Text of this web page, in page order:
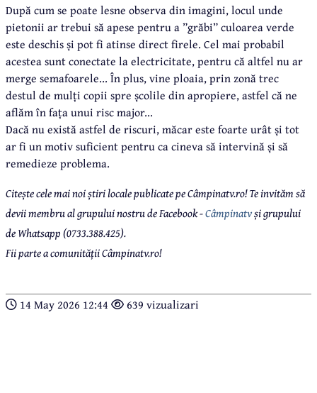
După cum se poate lesne observa din imagini, locul unde
pietonii ar trebui să apese pentru a ”grăbi” culoarea verde
este deschis și pot fi atinse direct firele. Cel mai probabil
acestea sunt conectate la electricitate, pentru că altfel nu ar
merge semafoarele... În plus, vine ploaia, prin zonă trec
destul de mulți copii spre școlile din apropiere, astfel că ne
aflăm în fața unui risc major...
Dacă nu există astfel de riscuri, măcar este foarte urât și tot
ar fi un motiv suficient pentru ca cineva să intervină și să
remedieze problema.
Citește cele mai noi știri locale publicate pe Câmpinatv.ro! Te invităm să
devii membru al grupului nostru de Facebook -Câmpinatvși grupului
de Whatsapp (0733.388.425).
Fii parte a comunității Câmpinatv.ro!
14 May 2026 12:44 639 vizualizari